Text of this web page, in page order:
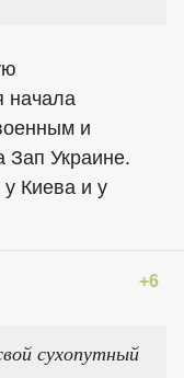
начала
и
Зап Украине.
Киева и у
+6
сухопутный